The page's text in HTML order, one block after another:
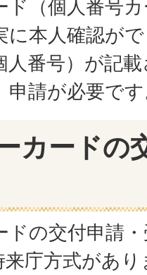
ド（個人番号
に本人確認が
人番号）が記
申請が必要で
カードの
ドの交付申請
来庁方式があ